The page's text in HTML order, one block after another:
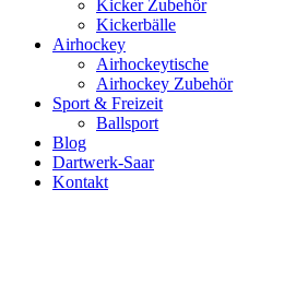
Kicker Zubehör
Kickerbälle
Airhockey
Airhockeytische
Airhockey Zubehör
Sport & Freizeit
Ballsport
Blog
Dartwerk-Saar
Kontakt